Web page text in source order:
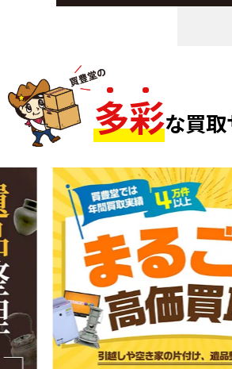
多彩な買